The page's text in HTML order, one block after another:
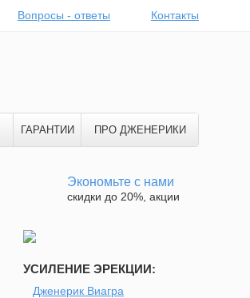
Вопросы - ответы Контакты
ГАРАНТИИ ПРО ДЖЕНЕРИКИ
Экономьте с нами
скидки до 20%, акции
УСИЛЕНИЕ ЭРЕКЦИИ:
Дженерик Виагра